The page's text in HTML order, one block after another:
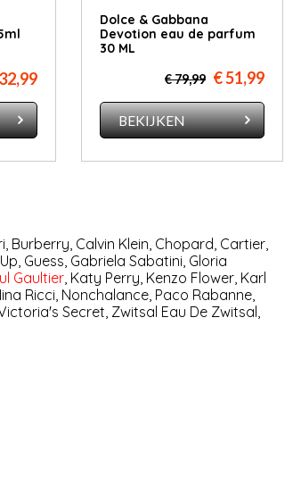
Dolce & Gabbana
Devotion eau de parfum
30 ML
€ 79,99 € 51,99
BEKIJKEN
, Burberry, Calvin Klein, Chopard, Cartier,
, Guess, Gabriela Sabatini, Gloria
Gaultier, Katy Perry, Kenzo Flower, Karl
Ricci, Nonchalance, Paco Rabanne,
Secret, Zwitsal Eau De Zwitsal,